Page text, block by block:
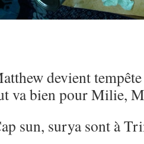
devient
va bien pour Milie,
sun, surya sont à